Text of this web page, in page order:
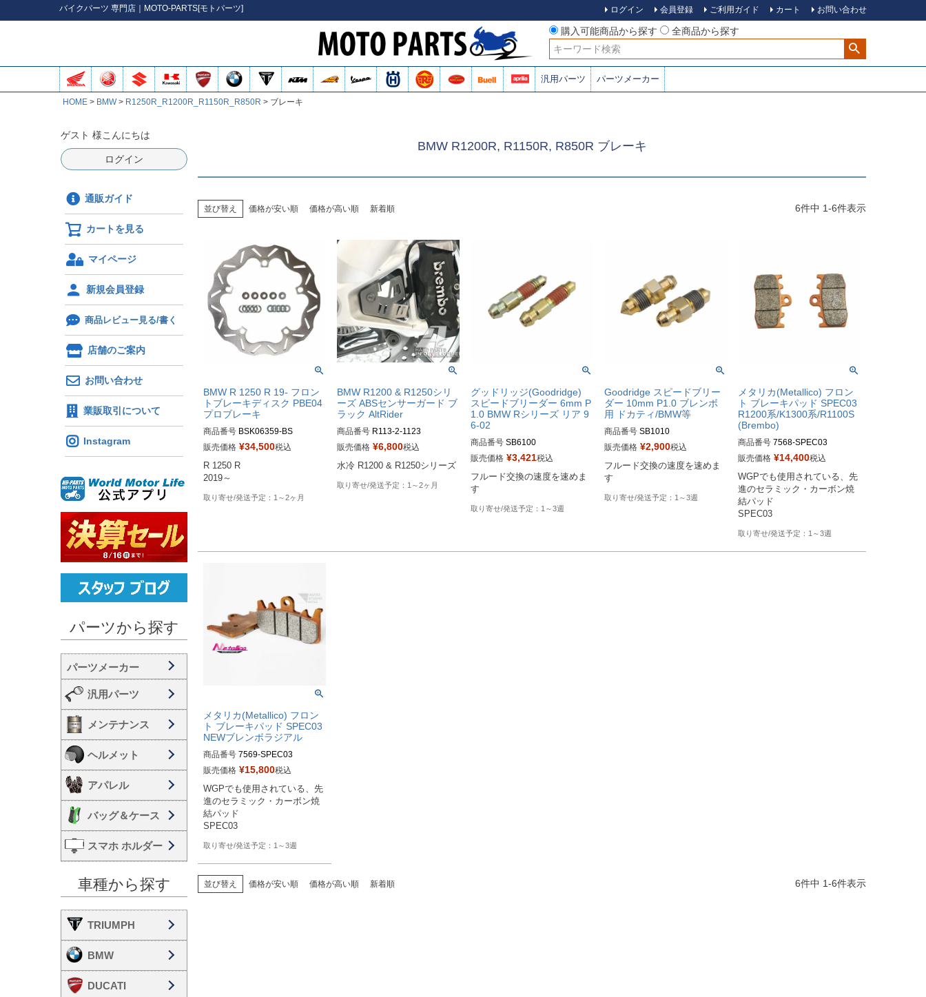
バイクパーツ 専門店｜MOTO-PARTS[モトパーツ] ログイン 会員登録 ご利用ガイド カート お問い合わせ
購入可能商品から探す
全商品から探す
検索
汎用パーツ パーツメーカー
HOME BMW R1250R_R1200R_R1150R_R850R ブレーキ
ゲスト 様こんにちは
ログイン
通販ガイド
カートを見る
マイページ
新規会員登録
商品レビュー見る/書く
店舗のご案内
お問い合わせ
業販取引について
Instagram
パーツから探す
汎用パーツ
メンテナンス
ヘルメット
アパレル
バッグ＆ケース
スマホ ホルダー
車種から探す
TRIUMPH
BMW
DUCATI
BMW R1200R, R1150R, R850R ブレーキ
並び替え 価格が安い順 価格が高い順 新着順 6件中 1-6件表示
BMW R 1250 R 19- フロン
トブレーキディスク PBE04
プロブレーキ
商品番号 BSK06359-BS
販売価格 ¥34,500税込
R 1250 R
2019～
1～2ヶ月
BMW R1200 & R1250シリ
ーズ ABSセンサーガード ブ
ラック AltRider
商品番号 R113-2-1123
alt_R113-2-1123
販売価格 ¥6,800税込
水冷 R1200 & R1250シリーズ
1～2ヶ月
グッドリッジ(Goodridge)
スピードブリーダー 6mm P
1.0 BMW Rシリーズ リア 9
6-02
商品番号 SB6100
販売価格 ¥3,421税込
フルード交換の速度を速めま
す
1～3週
Goodridge スピードブリー
ダー 10mm P1.0 ブレンボ
用 ドカティ/BMW等
商品番号 SB1010
D型番：SB1010
販売価格 ¥2,900税込
フルード交換の速度を速めま
す
1～3週
メタリカ(Metallico) フロン
ト ブレーキパッド SPEC03
R1200系/K1300系/R1100S
(Brembo)
商品番号 7568-SPEC03
販売価格 ¥14,400税込
WGPでも使用されている、先
進のセラミック・カーボン焼
結パッド
SPEC03
1～3週
メタリカ(Metallico) フロン
ト ブレーキパッド SPEC03
NEWブレンボラジアル
商品番号 7569-SPEC03
販売価格 ¥15,800税込
WGPでも使用されている、先
進のセラミック・カーボン焼
結パッド
SPEC03
1～3週
並び替え 価格が安い順 価格が高い順 新着順 6件中 1-6件表示